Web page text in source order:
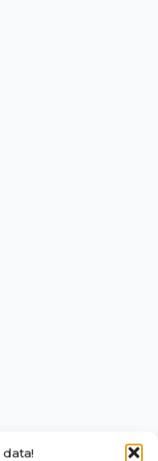
data!